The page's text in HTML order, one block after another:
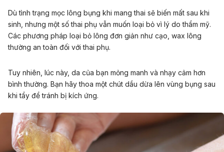
Dù tình trạng mọc lông bụng khi mang thai sẽ biến mất sau khi
sinh, nhưng một số thai phụ vẫn muốn loại bỏ vì lý do thẩm mỹ.
Các phương pháp loại bỏ lông đơn giản như cạo, wax lông
thường an toàn đối với thai phụ.
Tuy nhiên, lúc này, da của bạn mỏng manh và nhạy cảm hơn
bình thường. Bạn hãy thoa một chút dầu dừa lên vùng bụng sau
khi tẩy để tránh bị kích ứng.